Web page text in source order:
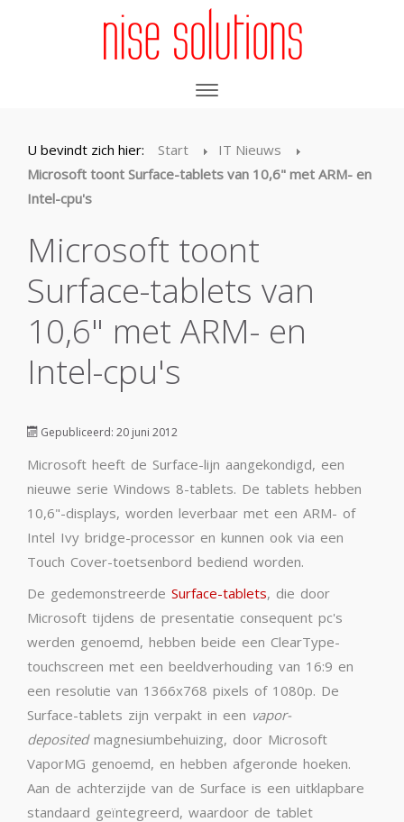
U bevindt zich hier: Start
IT Nieuws
Microsoft toont Surface-tablets van 10,6" met ARM- en
Intel-cpu's
Microsoft toont
Surface-tablets van
10,6" met ARM- en
Intel-cpu's
Gepubliceerd: 20 juni 2012
Microsoft heeft de Surface-lijn aangekondigd, een
nieuwe serie Windows 8-tablets. De tablets hebben
10,6"-displays, worden leverbaar met een ARM- of
Intel Ivy bridge-processor en kunnen ook via een
Touch Cover-toetsenbord bediend worden.
De gedemonstreerde Surface-tablets, die door
Microsoft tijdens de presentatie consequent pc's
werden genoemd, hebben beide een ClearType-
touchscreen met een beeldverhouding van 16:9 en
een resolutie van 1366x768 pixels of 1080p. De
Surface-tablets zijn verpakt in een vapor-
depositedmagnesiumbehuizing, door Microsoft
VaporMG genoemd, en hebben afgeronde hoeken.
Aan de achterzijde van de Surface is een uitklapbare
standaard geïntegreerd, waardoor de tablet